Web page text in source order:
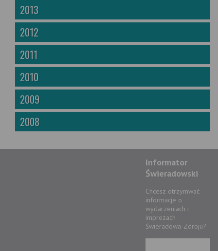
2013
2012
2011
2010
2009
2008
Informator
Świeradowski
Chcesz otrzymwać
informacje o
wydarzeniach i
imprezach
Świeradowa-Zdroju?